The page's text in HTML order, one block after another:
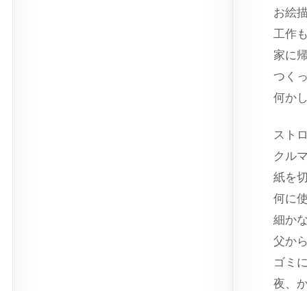
お絵
工作
家に
つく
何か
スト
クル
紙を
何に
細か
父か
ゴミ
夜、